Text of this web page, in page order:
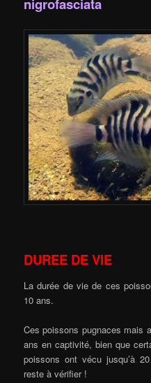
DUREE DE VIE
La durée de vie de ces
10 ans.
Ces poissons pugnaces mais
ans en captivité, bien que
poissons ont vécu jusqu’à
reste à vérifier !